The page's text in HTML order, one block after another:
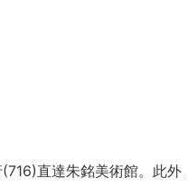
直達朱銘美術館。此